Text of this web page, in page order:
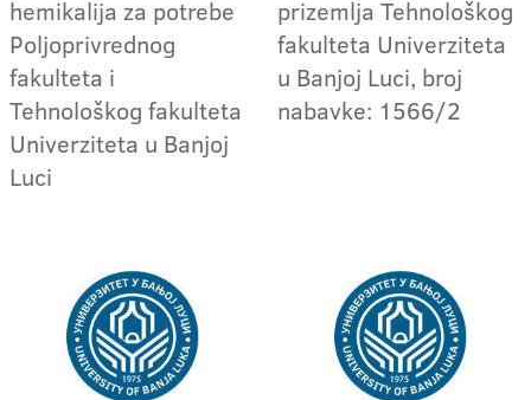
hemikalija za potrebe
Poljoprivrednog
fakulteta i
Tehnološkog fakulteta
Univerziteta u Banjoj
Luci
prizemlja Tehnološkog
fakulteta Univerziteta
u Banjoj Luci, broj
nabavke: 1566/2